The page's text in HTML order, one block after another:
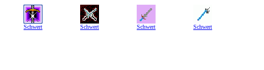
Schwert Schwert Schwert Schwert